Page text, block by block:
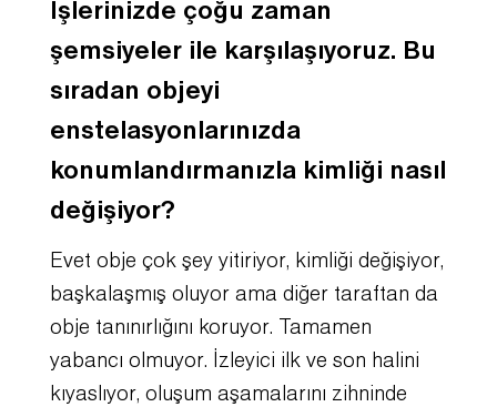
İşlerinizde çoğu zaman
şemsiyeler ile karşılaşıyoruz. Bu
sıradan objeyi
enstelasyonlarınızda
konumlandırmanızla kimliği nasıl
değişiyor?
Evet obje çok şey yitiriyor, kimliği değişiyor,
başkalaşmış oluyor ama diğer taraftan da
obje tanınırlığını koruyor. Tamamen
yabancı olmuyor. İzleyici ilk ve son halini
kıyaslıyor, oluşum aşamalarını zihninde